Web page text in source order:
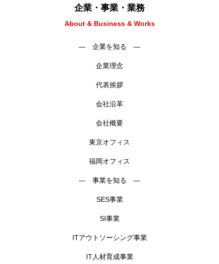
企業・事業・業務
About & Business & Works
― 企業を知る ―
企業理念
代表挨拶
会社沿革
会社概要
東京オフィス
福岡オフィス
― 事業を知る ―
SES事業
SI事業
ITアウトソーシング事業
IT人材育成事業